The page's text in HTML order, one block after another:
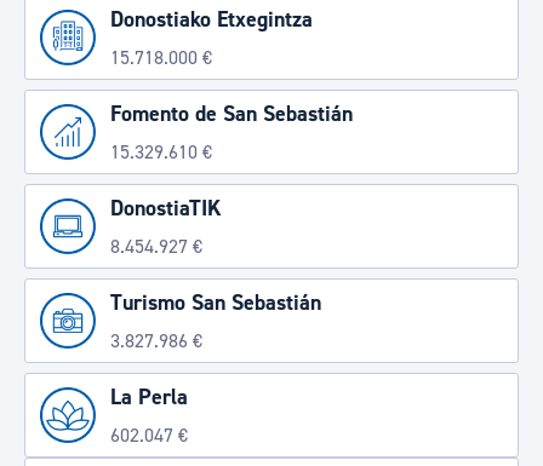
Donostiako Etxegintza
15.718.000 €
Fomento de San Sebastián
15.329.610 €
DonostiaTIK
8.454.927 €
Turismo San Sebastián
3.827.986 €
La Perla
602.047 €